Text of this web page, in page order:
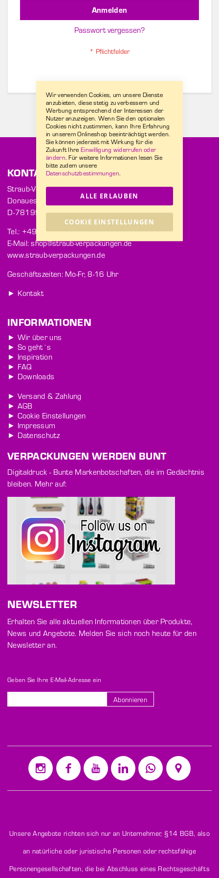
Anmelden
Passwort vergessen?
KONTAKT
Straub-Verpackungen GmbH
Donaueschinger Str. 2
D-78199 Bräunlingen
Tel.: +49 771 9202-363
E-Mail: shop@straub-verpackungen.de
www.straub-verpackungen.de
Geschäftszeiten: Mo-Fr, 8-16 Uhr
► Kontakt
INFORMATIONEN
► Wir über uns
► So geht´s
► Inspiration
► FAQ
► Downloads
► Versand & Zahlung
► AGB
► Cookie Einstellungen
► Impressum
► Datenschutz
VERPACKUNGEN WERDEN BUNT
Digitaldruck - Bunte Markenbotschaften, die im Gedächtnis
bleiben. Mehr auf:
NEWSLETTER
Erhalten Sie alle aktuellen Informationen über Produkte,
News und Angebote. Melden Sie sich noch heute für den
Newsletter an.
Geben Sie Ihre E-Mail-Adresse ein
für
Newsletter
Abonnieren
Unsere Angebote richten sich nur an Unternehmer, §14 BGB, also
an natürliche oder juristische Personen oder rechtsfähige
Personengesellschaften, die bei Abschluss eines Rechtsgeschäfts
Wir verwenden Cookies, um unsere Dienste
anzubieten, diese stetig zu verbessern und
Werbung entsprechend der Interessen der
Nutzer anzuzeigen. Wenn Sie den optionalen
Cookies nicht zustimmen, kann Ihre Erfahrung
in unserem Onlineshop beeinträchtigt werden.
Sie können jederzeit mit Wirkung für die
Zukunft Ihre Einwilligung widerrufen oder
ändern. Für weitere Informationen lesen Sie
bitte zudem unsere
Datenschutzbestimmungen.
ALLE ERLAUBEN
COOKIE EINSTELLUNGEN